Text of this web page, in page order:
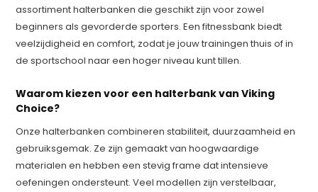
assortiment halterbanken die geschikt zijn voor zowel
beginners als gevorderde sporters. Een fitnessbank biedt
veelzijdigheid en comfort, zodat je jouw trainingen thuis of in
de sportschool naar een hoger niveau kunt tillen.
Waarom kiezen voor een halterbank van Viking
Choice?
Onze halterbanken combineren stabiliteit, duurzaamheid en
gebruiksgemak. Ze zijn gemaakt van hoogwaardige
materialen en hebben een stevig frame dat intensieve
oefeningen ondersteunt. Veel modellen zijn verstelbaar,